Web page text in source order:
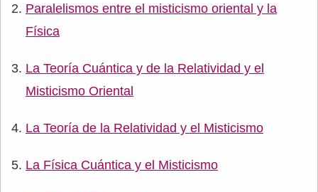
Paralelismos entre el misticismo oriental y la
Física
La Teoría Cuántica y de la Relatividad y el
Misticismo Oriental
La Teoría de la Relatividad y el Misticismo
La Física Cuántica y el Misticismo